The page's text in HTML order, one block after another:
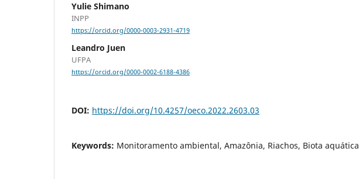
Yulie Shimano
INPP
https://orcid.org/0000-0003-2931-4719
Leandro Juen
UFPA
https://orcid.org/0000-0002-6188-4386
DOI: https://doi.org/10.4257/oeco.2022.2603.03
Keywords: Monitoramento ambiental, Amazônia, Riachos, Biota aquática